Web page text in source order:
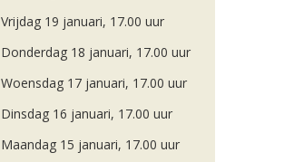
Vrijdag 19 januari, 17.00 uur
Donderdag 18 januari, 17.00 uur
Woensdag 17 januari, 17.00 uur
Dinsdag 16 januari, 17.00 uur
Maandag 15 januari, 17.00 uur